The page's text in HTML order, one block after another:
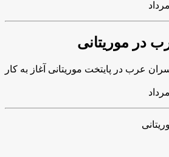
در موریتانی
عرب در پایتخت موریتانی آغاز به کار